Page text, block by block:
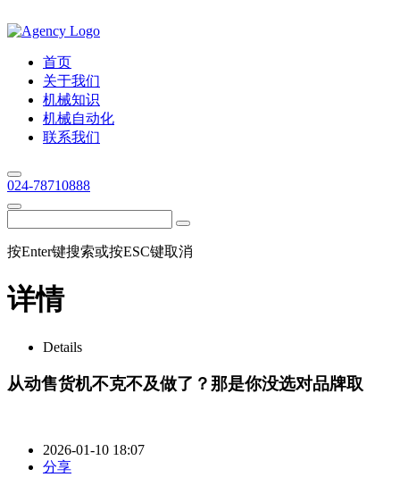
首页
关于我们
机械知识
机械自动化
联系我们
024-78710888
按Enter键搜索或按ESC键取消
详情
Details
从动售货机不克不及做了？那是你没选对品牌取
2026-01-10 18:07
分享